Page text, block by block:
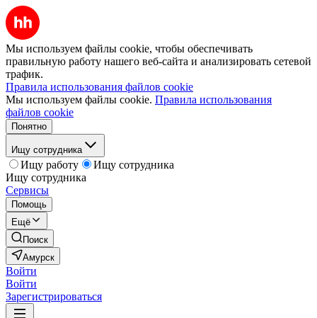
Мы используем файлы cookie, чтобы обеспечивать
правильную работу нашего веб-сайта и анализировать сетевой
трафик.
Правила использования файлов cookie
Мы используем файлы cookie. Правила использования
файлов cookie
Понятно
Ищу сотрудника
Ищу работу
Ищу сотрудника
Ищу сотрудника
Сервисы
Помощь
Ещё
Поиск
Амурск
Войти
Войти
Зарегистрироваться